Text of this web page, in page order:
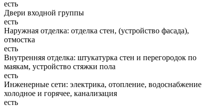
есть
Двери входной группы
есть
Наружная отделка: отделка стен, (устройство фасада),
отмостка
есть
Внутренняя отделка: штукатурка стен и перегородок по
маякам, устройство стяжки пола
есть
Инженерные сети: электрика, отопление, водоснабжение
холодное и горячее, канализация
есть